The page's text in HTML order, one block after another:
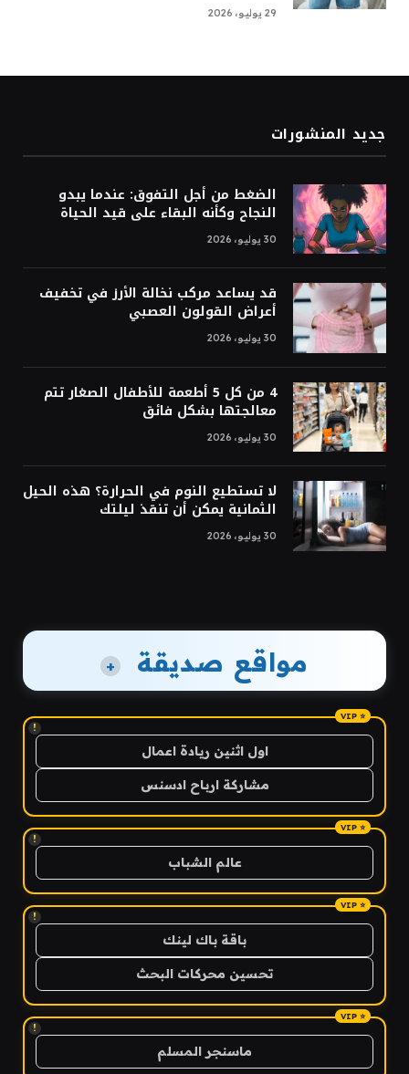
29 يوليو، 2026
جديد المنشورات
الضغط من أجل التفوق: عندما يبدو
النجاح وكأنه البقاء على قيد الحياة
30 يوليو، 2026
قد يساعد مركب نخالة الأرز في تخفيف
أعراض القولون العصبي
30 يوليو، 2026
4 من كل 5 أطعمة للأطفال الصغار تتم
معالجتها بشكل فائق
30 يوليو، 2026
لا تستطيع النوم في الحرارة؟ هذه الحيل
الثمانية يمكن أن تنقذ ليلتك
30 يوليو، 2026
مواقع صديقة +
!
اول اثنين ريادة اعمال
مشاركة ارباح ادسنس
!
عالم الشباب
!
باقة باك لينك
تحسين محركات البحث
!
ماسنجر المسلم